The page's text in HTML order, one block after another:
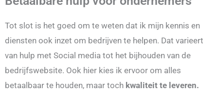
Tot slot is het goed om te weten dat ik mijn kennis en
diensten ook inzet om bedrijven te helpen. Dat varieert
van hulp met Social media tot het bijhouden van de
bedrijfswebsite. Ook hier kies ik ervoor om alles
betaalbaar te houden, maar toch kwaliteit te leveren.